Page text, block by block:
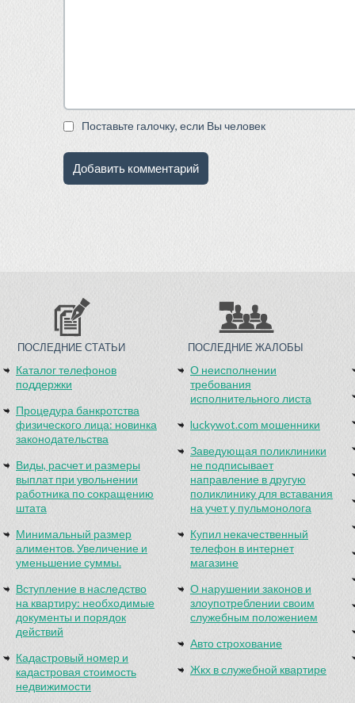
Поставьте галочку, если Вы человек
ПОСЛЕДНИЕ СТАТЬИ
Каталог телефонов
поддержки
Процедура банкротства
физического лица: новинка
законодательства
Виды, расчет и размеры
выплат при увольнении
работника по сокращению
штата
Минимальный размер
алиментов. Увеличение и
уменьшение суммы.
Вступление в наследство
на квартиру: необходимые
документы и порядок
действий
Кадастровый номер и
кадастровая стоимость
недвижимости
ПОСЛЕДНИЕ ЖАЛОБЫ
О неисполнении
требования
исполнительного листа
luckywot.com мошенники
Заведующая поликлиники
не подписывает
направление в другую
поликлинику для вставания
на учет у пульмонолога
Купил некачественный
телефон в интернет
магазине
О нарушении законов и
злоупотреблении своим
служебным положением
Авто строхование
Жкх в служебной квартире